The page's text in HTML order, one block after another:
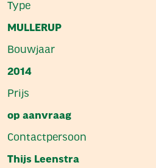
Type
MULLERUP
Bouwjaar
2014
Prijs
op aanvraag
Contactpersoon
Thijs Leenstra